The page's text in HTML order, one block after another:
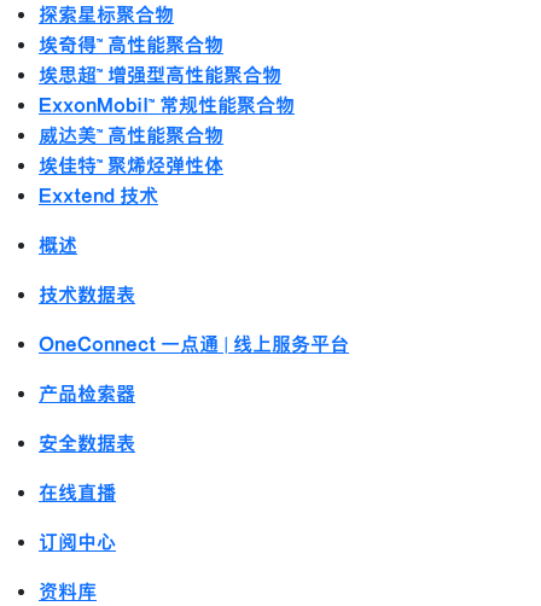
探索星标聚合物
埃奇得™ 高性能聚合物
埃思超™ 增强型高性能聚合物
ExxonMobil™ 常规性能聚合物
威达美™ 高性能聚合物
埃佳特™ 聚烯烃弹性体
Exxtend 技术
概述
技术数据表
OneConnect 一点通 | 线上服务平台
产品检索器
安全数据表
在线直播
订阅中心
资料库